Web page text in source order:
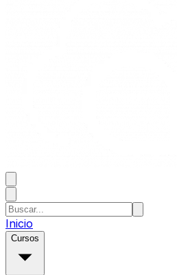
Inicio
Cursos